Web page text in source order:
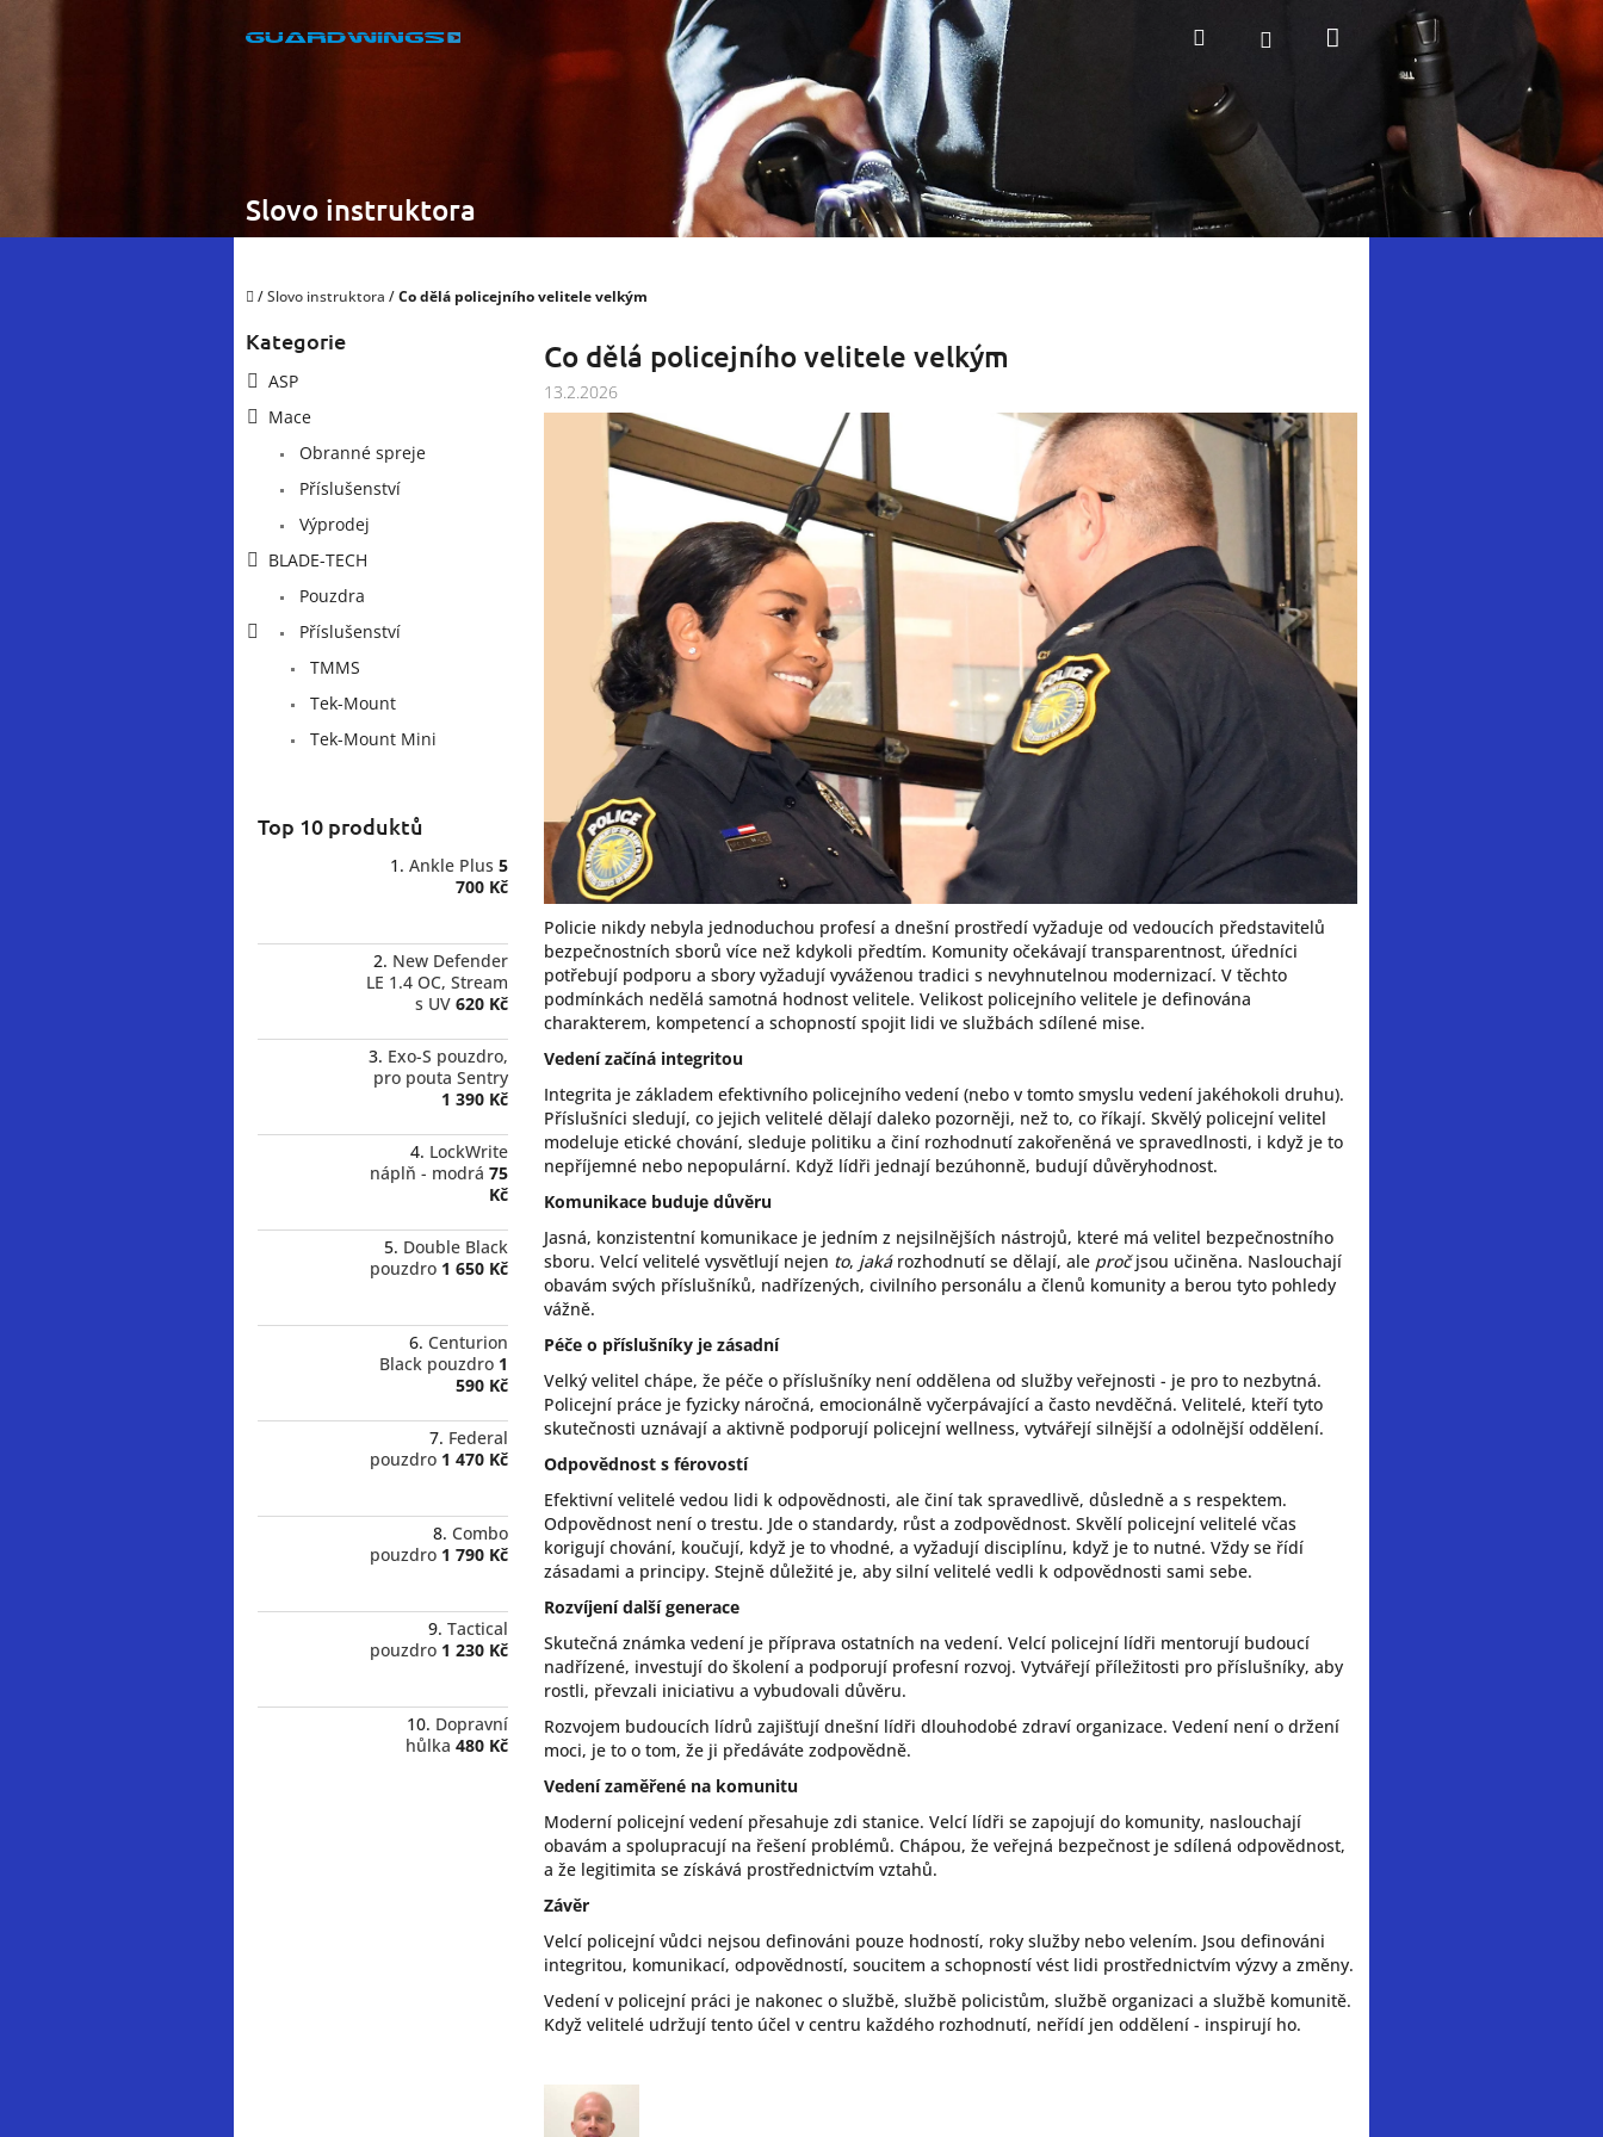
HledatPřihlášeníNákupní
košík
Slovo instruktora
Domů
/Slovo instruktora /Co dělá policejního velitele velkým
Přeskočit
Kategorie
ASP
Mace
Obranné spreje
Příslušenství
Výprodej
BLADE-TECH
Pouzdra
Příslušenství
TMMS
Tek-Mount
Tek-Mount Mini
Top 10 produktů
Ankle Plus 5
700 Kč
New Defender
LE 1.4 OC, Stream
s UV 620 Kč
Exo-S pouzdro,
pro pouta Sentry
1 390 Kč
LockWrite
náplň - modrá 75
Kč
Double Black
pouzdro 1 650 Kč
Centurion
Black pouzdro 1
590 Kč
Federal
pouzdro 1 470 Kč
Combo
pouzdro 1 790 Kč
Tactical
pouzdro 1 230 Kč
Dopravní
hůlka 480 Kč
Co dělá policejního velitele velkým
13.2.2026
Policie nikdy nebyla jednoduchou profesí a dnešní prostředí vyžaduje od vedoucích představitelů
bezpečnostních sborů více než kdykoli předtím. Komunity očekávají transparentnost, úředníci
potřebují podporu a sbory vyžadují vyváženou tradici s nevyhnutelnou modernizací. V těchto
podmínkách nedělá samotná hodnost velitele. Velikost policejního velitele je definována
charakterem, kompetencí a schopností spojit lidi ve službách sdílené mise.
Vedení začíná integritou
Integrita je základem efektivního policejního vedení (nebo v tomto smyslu vedení jakéhokoli druhu).
Příslušníci sledují, co jejich velitelé dělají daleko pozorněji, než to, co říkají. Skvělý policejní velitel
modeluje etické chování, sleduje politiku a činí rozhodnutí zakořeněná ve spravedlnosti, i když je to
nepříjemné nebo nepopulární. Když lídři jednají bezúhonně, budují důvěryhodnost.
Komunikace buduje důvěru
Jasná, konzistentní komunikace je jedním z nejsilnějších nástrojů, které má velitel bezpečnostního
sboru. Velcí velitelé vysvětlují nejen to, jakározhodnutí se dělají, ale pročjsou učiněna. Naslouchají
obavám svých příslušníků, nadřízených, civilního personálu a členů komunity a berou tyto pohledy
vážně.
Péče o příslušníky je zásadní
Velký velitel chápe, že péče o příslušníky není oddělena od služby veřejnosti - je pro to nezbytná.
Policejní práce je fyzicky náročná, emocionálně vyčerpávající a často nevděčná. Velitelé, kteří tyto
skutečnosti uznávají a aktivně podporují policejní wellness, vytvářejí silnější a odolnější oddělení.
Odpovědnost s férovostí
Efektivní velitelé vedou lidi k odpovědnosti, ale činí tak spravedlivě, důsledně a s respektem.
Odpovědnost není o trestu. Jde o standardy, růst a zodpovědnost. Skvělí policejní velitelé včas
korigují chování, koučují, když je to vhodné, a vyžadují disciplínu, když je to nutné. Vždy se řídí
zásadami a principy. Stejně důležité je, aby silní velitelé vedli k odpovědnosti sami sebe.
Rozvíjení další generace
Skutečná známka vedení je příprava ostatních na vedení. Velcí policejní lídři mentorují budoucí
nadřízené, investují do školení a podporují profesní rozvoj. Vytvářejí příležitosti pro příslušníky, aby
rostli, převzali iniciativu a vybudovali důvěru.
Rozvojem budoucích lídrů zajišťují dnešní lídři dlouhodobé zdraví organizace. Vedení není o držení
moci, je to o tom, že ji předáváte zodpovědně.
Vedení zaměřené na komunitu
Moderní policejní vedení přesahuje zdi stanice. Velcí lídři se zapojují do komunity, naslouchají
obavám a spolupracují na řešení problémů. Chápou, že veřejná bezpečnost je sdílená odpovědnost,
a že legitimita se získává prostřednictvím vztahů.
Závěr
Velcí policejní vůdci nejsou definováni pouze hodností, roky služby nebo velením. Jsou definováni
integritou, komunikací, odpovědností, soucitem a schopností vést lidi prostřednictvím výzvy a změny.
Vedení v policejní práci je nakonec o službě, službě policistům, službě organizaci a službě komunitě.
Když velitelé udržují tento účel v centru každého rozhodnutí, neřídí jen oddělení - inspirují ho.